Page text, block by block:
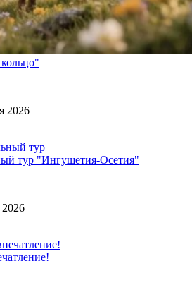
2026
тур "Ингушетия-Осетия"